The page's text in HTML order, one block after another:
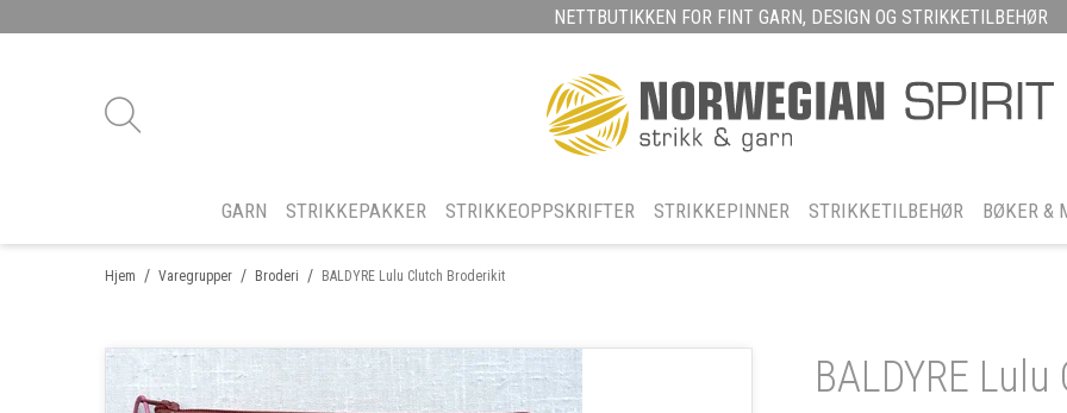
NETTBUTIKKEN FOR FINT GARN, DESIGN OG STRIKKETILBEHØR
GARN STRIKKEPAKKER STRIKKEOPPSKRIFTER STRIKKEPINNER STRIKKETILBEHØR BØKER &
/
Hjem /
Varegrupper /
Broderi BALDYRE Lulu Clutch Broderikit
BALDYRE